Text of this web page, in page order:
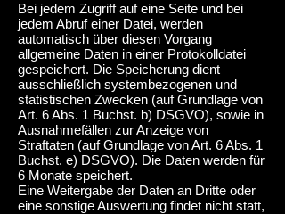
Bei jedem Zugriff auf eine Seite und bei
jedem Abruf einer Datei, werden
automatisch über diesen Vorgang
allgemeine Daten in einer Protokolldatei
gespeichert. Die Speicherung dient
ausschließlich systembezogenen und
statistischen Zwecken (auf Grundlage von
Art. 6 Abs. 1 Buchst. b) DSGVO), sowie in
Ausnahmefällen zur Anzeige von
Straftaten (auf Grundlage von Art. 6 Abs. 1
Buchst. e) DSGVO). Die Daten werden für
6 Monate speichert.
Eine Weitergabe der Daten an Dritte oder
eine sonstige Auswertung findet nicht statt,